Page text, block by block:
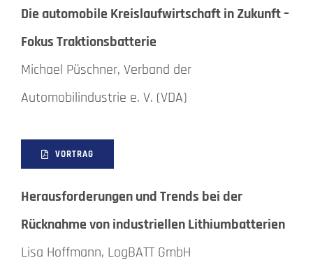
Die automobile Kreislaufwirtschaft in Zukunft –
Fokus Traktionsbatterie
Michael Püschner, Verband der
Automobilindustrie e. V. (VDA)
VORTRAG
Herausforderungen und Trends bei der
Rücknahme von industriellen Lithiumbatterien
Lisa Hoffmann, LogBATT GmbH